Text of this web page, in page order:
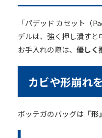
「パデッド カセット（
デルは、強く押し潰すと
お手入れの際は、 優しく
カビや形崩れ
ボッテガのバッグは 「